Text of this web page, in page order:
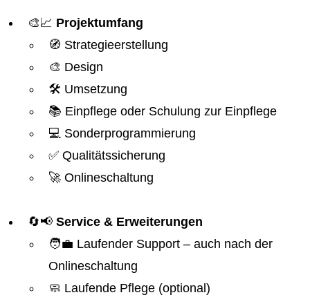
🎨📈 Projektumfang
🧭 Strategieerstellung
🎨 Design
🛠️ Umsetzung
📚 Einpflege oder Schulung zur Einpflege
💻 Sonderprogrammierung
✅ Qualitätssicherung
🚀 Onlineschaltung
🔄📢 Service & Erweiterungen
🧑‍💼 Laufender Support – auch nach der
Onlineschaltung
🧼 Laufende Pflege (optional)